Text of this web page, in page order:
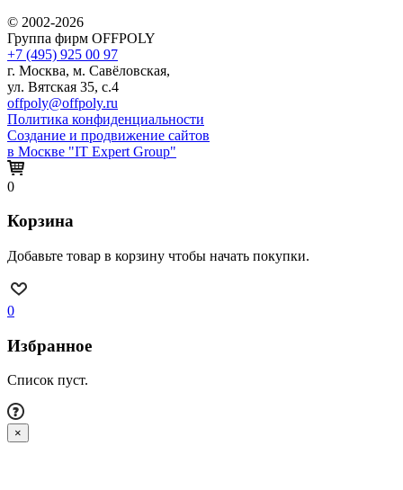
© 2002-2026
Группа фирм OFFPOLY
+7 (495) 925 00 97
г. Москва, м. Савёловская,
ул. Вятская 35, с.4
offpoly@offpoly.ru
Политика конфиденциальности
Создание и продвижение сайтов
в Москве "IT Expert Group"
0
Корзина
Добавьте товар в корзину чтобы начать покупки.
0
Избранное
Список пуст.
×